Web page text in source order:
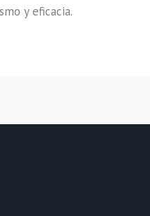
y eficacia.